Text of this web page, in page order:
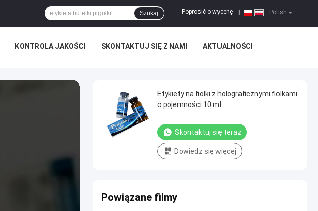
Polish
Poprosić o wycenę
Szukaj
KONTROLA JAKOŚCI SKONTAKTUJ SIĘ Z NAMI AKTUALNOŚCI
Etykiety na fiolki z holograficznymi fiolkami
o pojemności 10 ml
Skontaktuj się teraz
Dowiedz się więcej
Powiązane filmy